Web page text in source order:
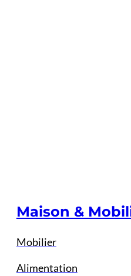
Maison &
Mobilier
Alimentation